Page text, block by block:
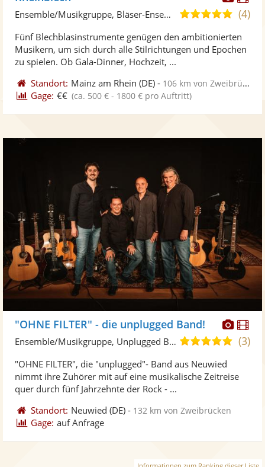
Fotos
5,0
5
(4)
Ensemble/Musikgruppe, Bläser-Ensemble
Fünf Blechblasinstrumente genügen den ambitionierten
Musikern, um sich durch alle Stilrichtungen und Epochen
zu spielen. Ob Gala-Dinner, Hochzeit, ...
Standort: Mainz am Rhein (DE) - 106 km von Zweibrücken
Gage: €€ (ca. 500 € - 1800 € pro Auftritt)
"OHNE FILTER" - die unplugged Band!
5,0(3)
Ensemble/Musikgruppe, Unplugged Band/Akustik Band
"OHNE FILTER", die "unplugged"- Band aus Neuwied
nimmt ihre Zuhörer mit auf eine musikalische Zeitreise
quer durch fünf Jahrzehnte der Rock - ...
Standort: Neuwied (DE) - 132 km von Zweibrücken
Gage: auf Anfrage